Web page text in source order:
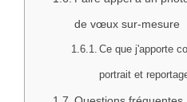
de vœux sur-mesure
Ce que j'apporte
portrait et